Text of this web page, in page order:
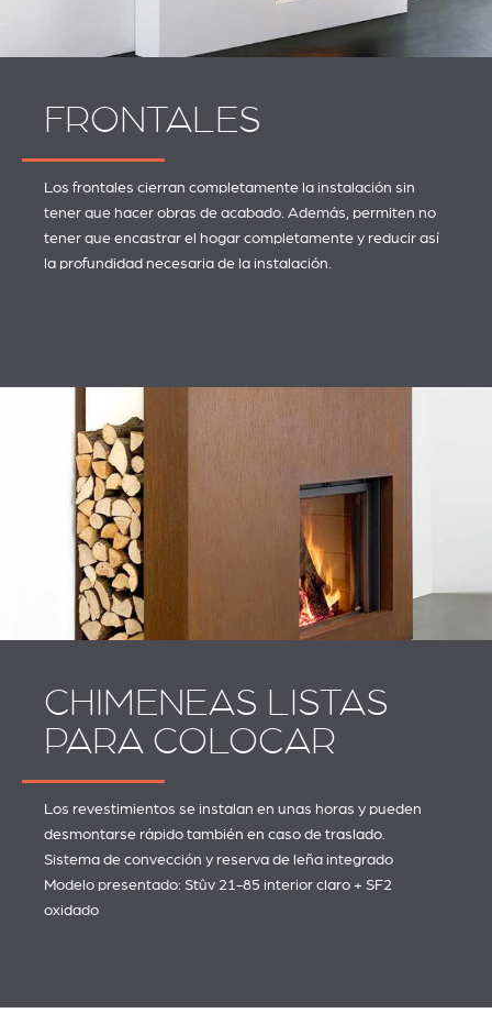
FRONTALES
Los frontales cierran completamente la instalación sin
tener que hacer obras de acabado. Además, permiten no
tener que encastrar el hogar completamente y reducir así
la profundidad necesaria de la instalación.
CHIMENEAS LISTAS
PARA COLOCAR
Los revestimientos se instalan en unas horas y pueden
desmontarse rápido también en caso de traslado.
Sistema de convección y reserva de leña integrado
Modelo presentado: Stûv 21-85 interior claro + SF2
oxidado